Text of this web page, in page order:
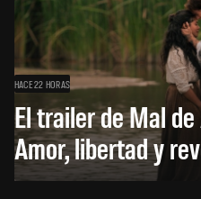
HACE 22 HORAS
El trailer de Mal
Amor, libertad y